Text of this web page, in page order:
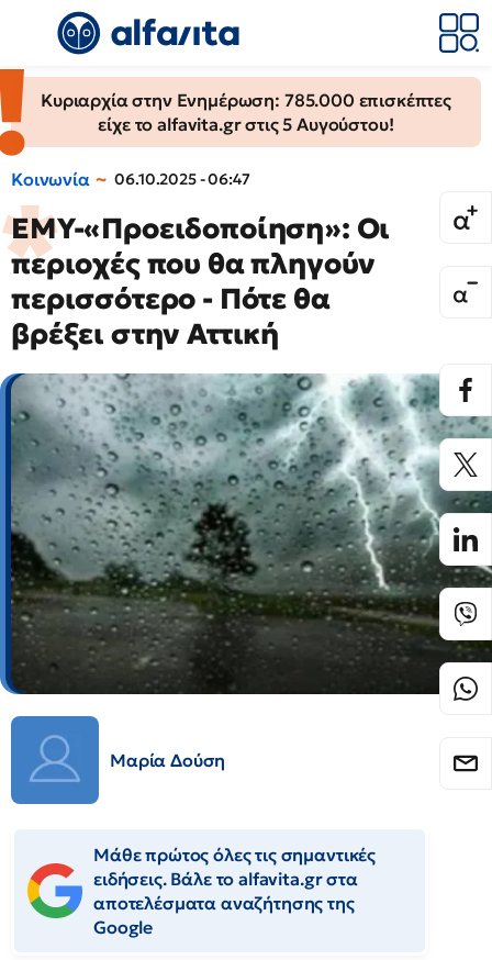
Κυριαρχία στην Ενημέρωση: 785.000 επισκέπτες
είχε το alfavita.gr στις 5 Αυγούστου!
Κοινωνία 06.10.2025 - 06:47
ΕΜΥ-«Προειδοποίηση»: Οι
περιοχές που θα πληγούν
περισσότερο - Πότε θα
βρέξει στην Αττική
Μαρία Δούση
Μάθε πρώτος όλες τις σημαντικές
ειδήσεις. Βάλε το alfavita.gr στα
αποτελέσματα αναζήτησης της
Google